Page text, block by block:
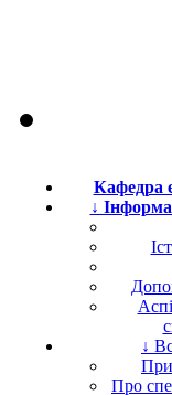
Кафедра
↓
↓
Про